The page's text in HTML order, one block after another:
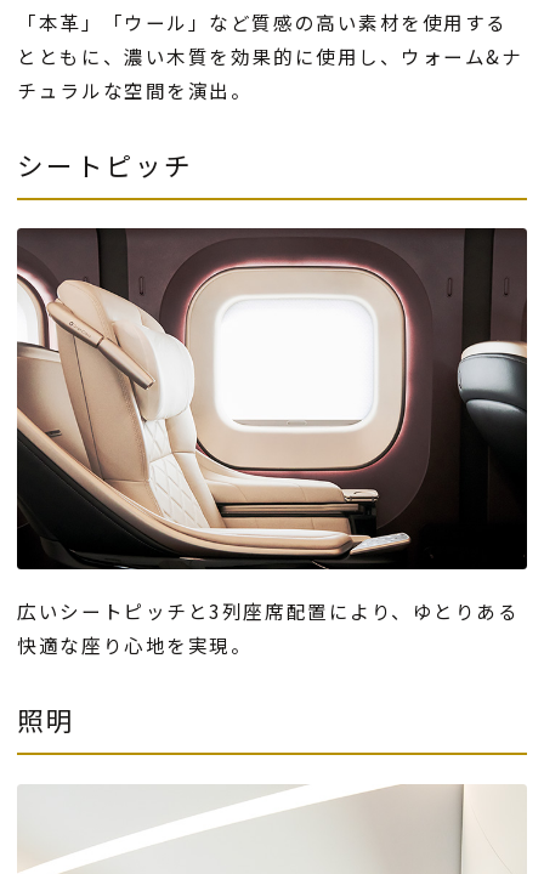
「本革」「ウール」など質感の高い素材を使用する
とともに、濃い木質を効果的に使用し、ウォーム&ナ
チュラルな空間を演出。
シートピッチ
広いシートピッチと3列座席配置により、ゆとりある
快適な座り心地を実現。
照明